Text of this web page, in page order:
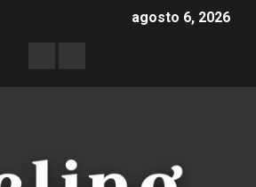
agosto 6, 2026